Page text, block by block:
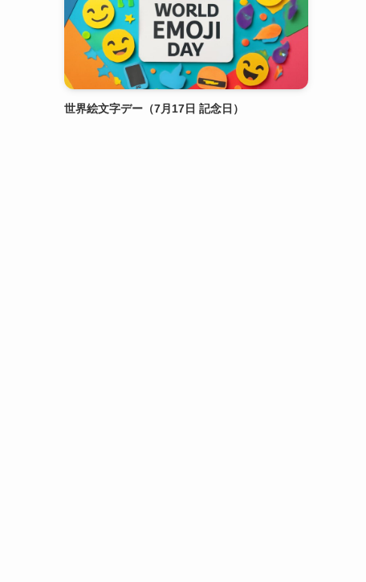
世界絵文字デー（7月17日 記念日）